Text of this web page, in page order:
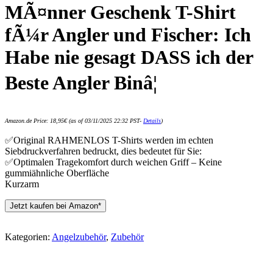
MÃ¤nner Geschenk T-Shirt
fÃ¼r Angler und Fischer: Ich
Habe nie gesagt DASS ich der
Beste Angler Binâ¦
Amazon.de Price: 18,95€(as of 03/11/2025 22:32 PST- Details)
✅Original RAHMENLOS T-Shirts werden im echten
Siebdruckverfahren bedruckt, dies bedeutet für Sie:
✅Optimalen Tragekomfort durch weichen Griff – Keine
gummiähnliche Oberfläche
Kurzarm
Jetzt kaufen bei Amazon*
Kategorien: Angelzubehör, Zubehör